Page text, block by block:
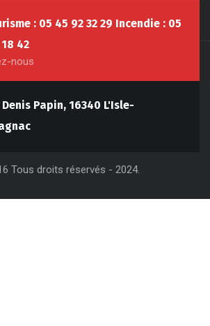
: 05 45 92 32 29 Incendie : 05
42
nous
Denis Papin, 16340 L'Isle-
Tous droits réservés - 2024.